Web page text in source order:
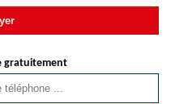
gratuitement